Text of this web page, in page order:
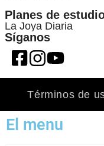
Planes de
La Joya Diaria
Síganos
Términos de
El menu